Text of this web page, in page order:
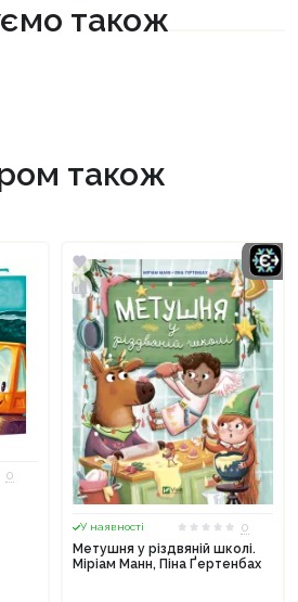
також
також
0
У наявності
0
Метушня у різдвяній школі.
Міріам Манн, Піна Ґертенбах